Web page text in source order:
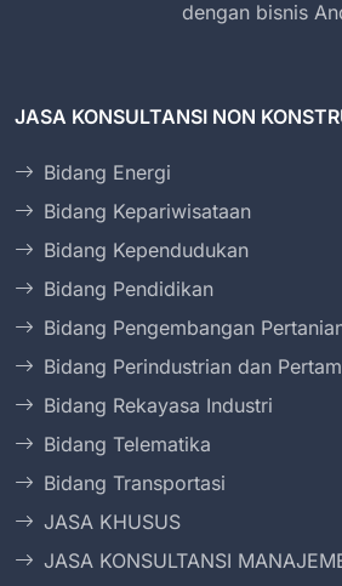
dengan bisnis
JASA KONSULTANSI NON
Bidang Energi
Bidang Kepariwisataan
Bidang Kependudukan
Bidang Pendidikan
Bidang Pengembangan
Bidang Perindustrian dan
Bidang Rekayasa Industri
Bidang Telematika
Bidang Transportasi
JASA KHUSUS
JASA KONSULTANSI